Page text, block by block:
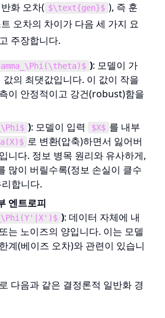
화 오차( $\text{gen}$ ), 즉 훈
오차의 차이가 다음 세 가지 요
주장합니다.
): 모델이 가
값의 최댓값입니다. 이 값이 작을
이 안정적이고 강건(robust)함을
): 모델이 입력 $X$ 를 내부
로 변환(압축)하면서 잃어버
니다. 정보 병목 원리와 유사하게,
많이 버릴수록(정보 손실이 클수
합니다.
엔트로피
): 데이터 자체에 내
는 노이즈의 양입니다. 이는 모델
계(베이즈 오차)와 관련이 있습니
다음과 같은 결정론적 일반화 경